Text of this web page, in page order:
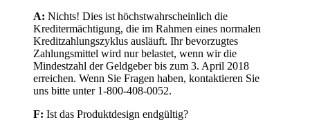
A: Nichts! Dies ist höchstwahrscheinlich die
Kreditermächtigung, die im Rahmen eines normalen
Kreditzahlungszyklus ausläuft. Ihr bevorzugtes
Zahlungsmittel wird nur belastet, wenn wir die
Mindestzahl der Geldgeber bis zum 3. April 2018
erreichen. Wenn Sie Fragen haben, kontaktieren Sie
uns bitte unter 1-800-408-0052.
F: Ist das Produktdesign endgültig?